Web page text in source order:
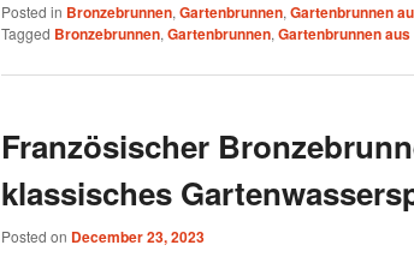
Posted in Bronzebrunnen, Gartenbrunnen, Gartenbrunnen
Tagged Bronzebrunnen, Gartenbrunnen, Gartenbrunnen
Französischer
klassisches
Posted on December 23, 2023